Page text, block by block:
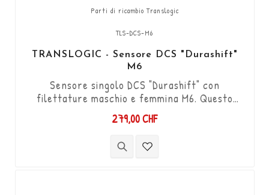
Parti di ricambio Translogic
TLS-DCS-M6
TRANSLOGIC - Sensore DCS "Durashift"
M6
Sensore singolo DCS "Durashift" con
filettature maschio e femmina M6. Questo
modello equipaggia la maggior parte dei kit
pin.
279,00 CHF